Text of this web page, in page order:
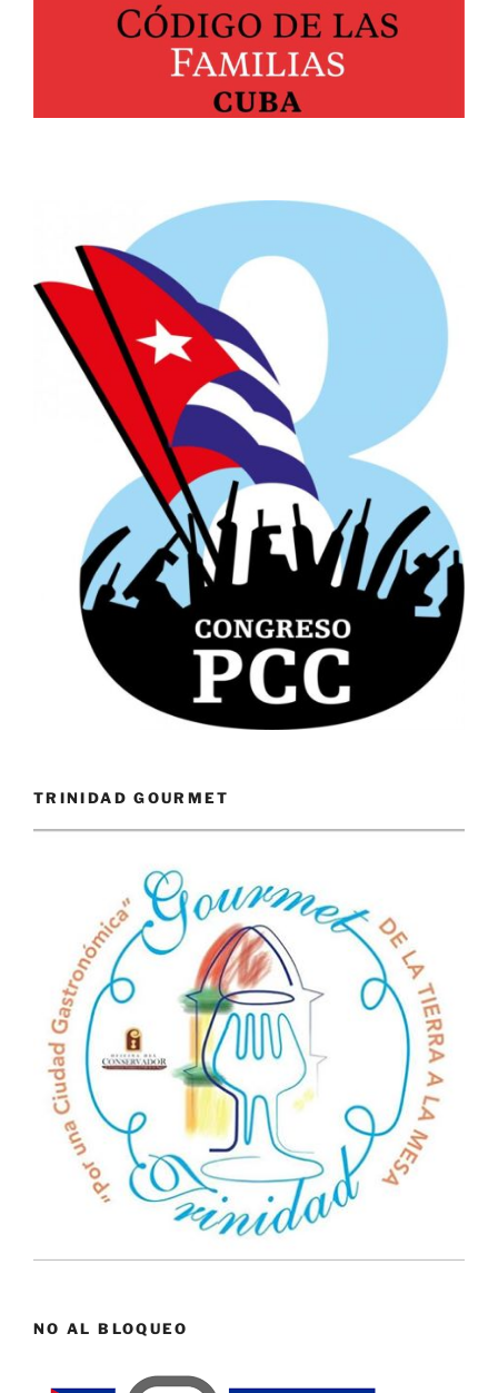
TRINIDAD GOURMET
NO AL BLOQUEO